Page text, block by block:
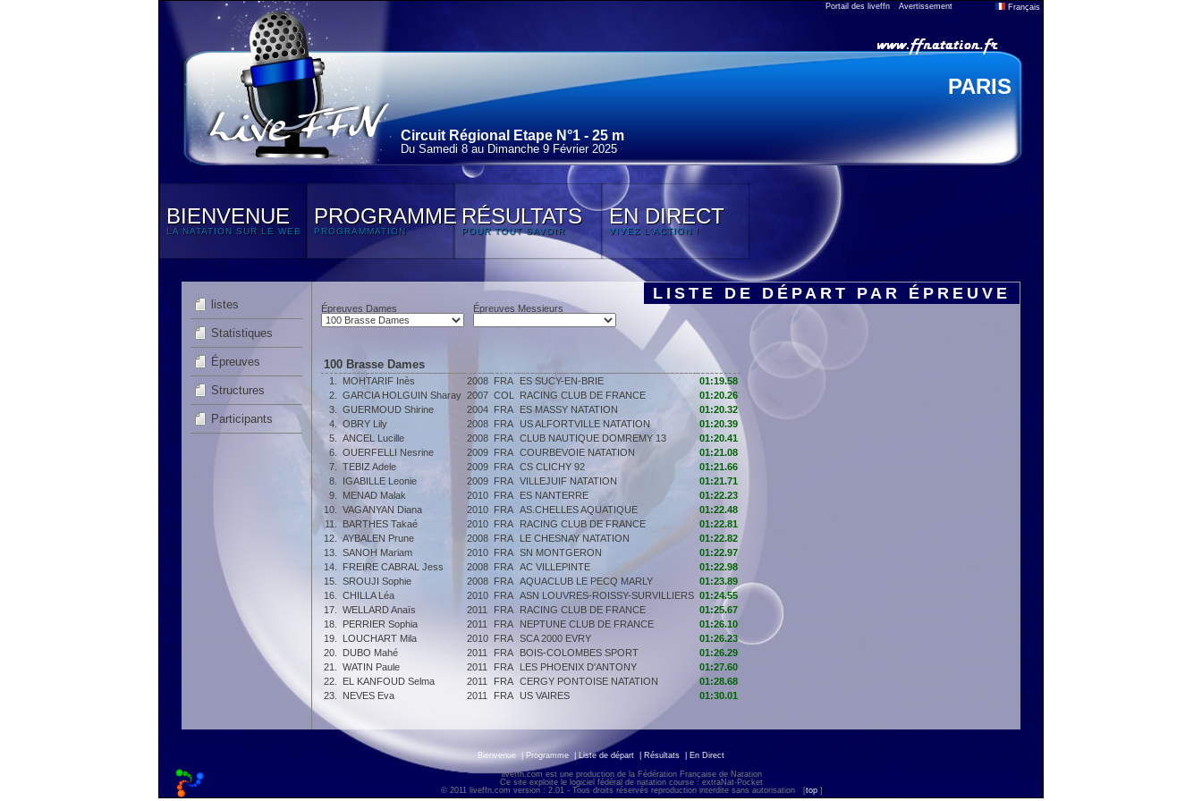
Portail des liveffn Avertissement Français
PARIS
Circuit Régional Etape N°1 - 25 m
Du Samedi 8 au Dimanche 9 Février 2025
BIENVENUE
LA NATATION SUR LE WEB
PROGRAMME
PROGRAMMATION
RÉSULTATS
POUR TOUT SAVOIR
EN DIRECT
VIVEZ L'ACTION !
listes
Statistiques
Épreuves
Structures
Participants
LISTE DE DÉPART PAR ÉPREUVE
Épreuves Dames Épreuves Messieurs
100 Brasse Dames
1. MOHTARIF Inès 2008 FRA ES SUCY-EN-BRIE
01:19.58
2.
GARCIA HOLGUIN Sharay 2007 COL RACING CLUB DE FRANCE
01:20.26
3.
GUERMOUD Shirine 2004 FRA ES MASSY NATATION
01:20.32
4.
OBRY Lily 2008 FRA US ALFORTVILLE NATATION
01:20.39
5.
ANCEL Lucille 2008 FRA CLUB NAUTIQUE DOMREMY 13
01:20.41
6.
OUERFELLI Nesrine 2009 FRA COURBEVOIE NATATION
01:21.08
7.
TEBIZ Adele 2009 FRA CS CLICHY 92
01:21.66
8.
IGABILLE Leonie 2009 FRA VILLEJUIF NATATION
01:21.71
9.
MENAD Malak 2010 FRA ES NANTERRE
01:22.23
10.
VAGANYAN Diana 2010 FRA AS.CHELLES AQUATIQUE
01:22.48
11.
BARTHES Takaé 2010 FRA RACING CLUB DE FRANCE
01:22.81
12.
AYBALEN Prune 2008 FRA LE CHESNAY NATATION
01:22.82
13.
SANOH Mariam 2010 FRA SN MONTGERON
01:22.97
14.
FREIRE CABRAL Jess 2008 FRA AC VILLEPINTE
01:22.98
15.
SROUJI Sophie 2008 FRA AQUACLUB LE PECQ MARLY
01:23.89
16.
CHILLA Léa 2010 FRA ASN LOUVRES-ROISSY-SURVILLIERS 01:24.55
17.
WELLARD Anaïs 2011 FRA RACING CLUB DE FRANCE
01:25.67
18.
PERRIER Sophia 2011 FRA NEPTUNE CLUB DE FRANCE
01:26.10
19.
LOUCHART Mila 2010 FRA SCA 2000 EVRY
01:26.23
20.
DUBO Mahé 2011 FRA BOIS-COLOMBES SPORT
01:26.29
21.
WATIN Paule 2011 FRA LES PHOENIX D'ANTONY
01:27.60
22.
EL KANFOUD Selma 2011 FRA CERGY PONTOISE NATATION
01:28.68
23.
NEVES Eva 2011 FRA US VAIRES 01:30.01
Bienvenue Programme Liste de départ Résultats En Direct
liveffn.com est une production de la Fédération Française de Natation
Ce site exploite le logiciel fédéral de natation course : extraNat-Pocket
© 2011 liveffn.com version : 2.01 - Tous droits réservés reproduction interdite sans autorisation
[top ]